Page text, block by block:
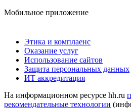
Мобильное приложение
Этика и комплаенс
Оказание услуг
Использование сайтов
Защита персональных данных
ИТ аккредитация
На информационном ресурсе hh.ru
рекомендательные технологии